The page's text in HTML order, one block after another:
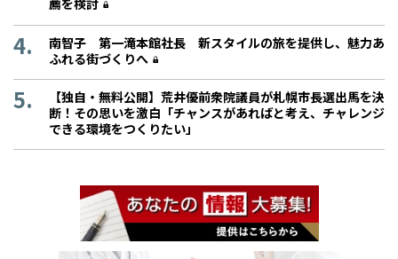
薦を検討
南智子 第一滝本館社長 新スタイルの旅を提供し、魅力あ
ふれる街づくりへ
【独自・無料公開】荒井優前衆院議員が札幌市長選出馬を決
断！その思いを激白「チャンスがあればと考え、チャレンジ
できる環境をつくりたい」